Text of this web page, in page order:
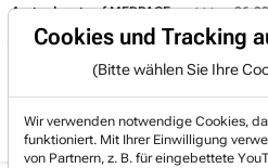
auf MEDPACE. 06.08. 14:58
Cookies und Tracking
(Bitte wählen Sie Ihre
Wir verwenden notwendige Cookies,
funktioniert. Mit Ihrer Einwilligung
von Partnern, z. B. für eingebettete